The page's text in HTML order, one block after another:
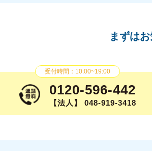
まずは
受付時間：10:00~19:00
0120-596-442
【法人】 048-919-3418